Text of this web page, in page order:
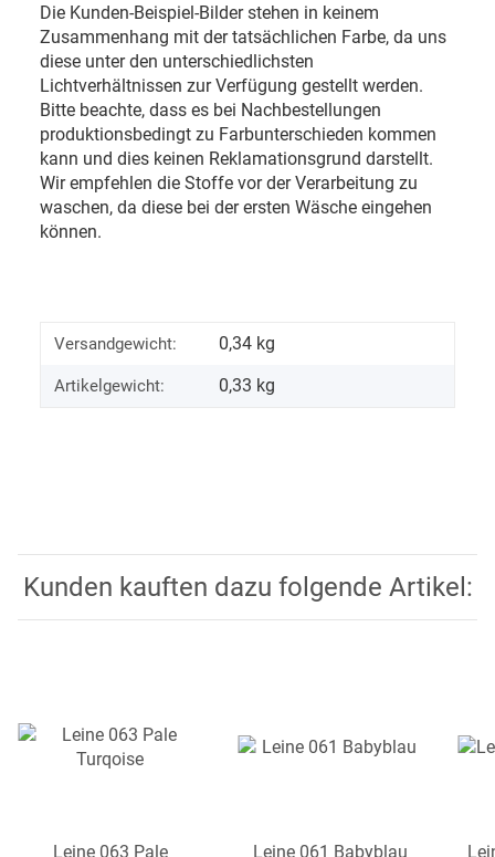
Die Kunden-Beispiel-Bilder stehen in keinem
Zusammenhang mit der tatsächlichen Farbe, da uns
diese unter den unterschiedlichsten
Lichtverhältnissen zur Verfügung gestellt werden.
Bitte beachte, dass es bei Nachbestellungen
produktionsbedingt zu Farbunterschieden kommen
kann und dies keinen Reklamationsgrund darstellt.
Wir empfehlen die Stoffe vor der Verarbeitung zu
waschen, da diese bei der ersten Wäsche eingehen
können.
Versandgewicht: 0,34 kg
Artikelgewicht: 0,33 kg
Kunden kauften dazu folgende Artikel:
Leine 063 Pale
Leine 061 Babyblau